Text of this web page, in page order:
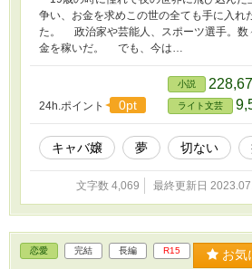
争い、お金を求めこの世の全ても手に入れ
た。 政治家や芸能人、スポーツ選手。数
金を稼いだ。 でも、今は…
24h.ポイント 0pt
小説
ライト文芸
キャバ嬢 夢 切ない
文字数 4,069 最終更新日
恋愛 完結 長編 R15 お気